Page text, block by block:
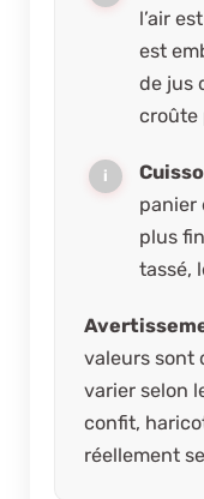
l’air
est
de jus
croûte
panier
plus
tassé,
valeurs sont
varier selon
confit,
réellement